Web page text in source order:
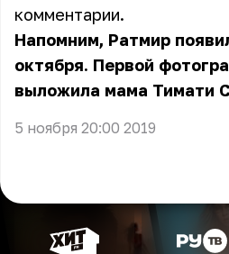
комментарии.
Напомним, Ратмир
октября. Первой
выложила мама Тимати
5 ноября 20:00 2019